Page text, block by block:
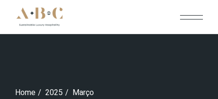
content
Home 2025 Março